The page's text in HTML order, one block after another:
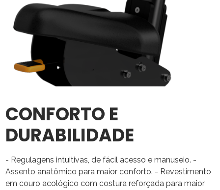
CONFORTO E
DURABILIDADE
- Regulagens intuitivas, de fácil acesso e manuseio. -
Assento anatômico para maior conforto. - Revestimento
em couro acológico com costura reforçada para maior